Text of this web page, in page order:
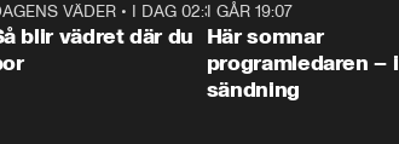
1:06
VÄDER• I DAG 02:30
blir vädret där du
I GÅR 19:07
Här somnar
programledaren – i
sändning